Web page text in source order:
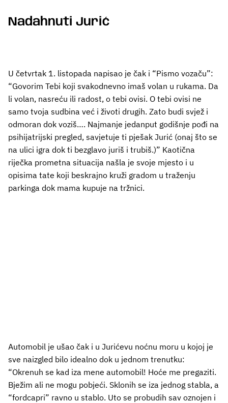
Nadahnuti Jurić
U četvrtak 1. listopada napisao je čak i “Pismo vozaču”:
“Govorim Tebi koji svakodnevno imaš volan u rukama. Da
li volan, nasreću ili radost, o tebi ovisi. O tebi ovisi ne
samo tvoja sudbina već i životi drugih. Zato budi svjež i
odmoran dok voziš…. Najmanje jedanput godišnje pođi na
psihijatrijski pregled, savjetuje ti pješak Jurić (onaj što se
na ulici igra dok ti bezglavo juriš i trubiš.)” Kaotična
riječka prometna situacija našla je svoje mjesto i u
opisima tate koji beskrajno kruži gradom u traženju
parkinga dok mama kupuje na tržnici.
Automobil je ušao čak i u Jurićevu noćnu moru u kojoj je
sve naizgled bilo idealno dok u jednom trenutku:
“Okrenuh se kad iza mene automobil! Hoće me pregaziti.
Bježim ali ne mogu pobjeći. Sklonih se iza jednog stabla, a
“fordcapri” ravno u stablo. Uto se probudih sav oznojen i